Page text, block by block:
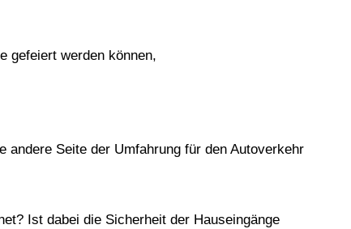
gefeiert werden können,
andere Seite der Umfahrung für den Autoverkehr
Ist dabei die Sicherheit der Hauseingänge